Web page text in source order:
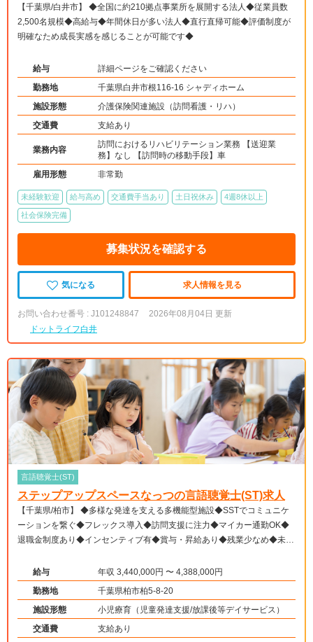
【千葉県/白井市】 ◆全国に約210拠点事業所を展開する法人◆従業員数
2,500名規模◆高給与◆年間休日が多い法人◆直行直帰可能◆評価制度が
明確なため成長実感を感じることが可能です◆
給与
詳細ページをご確認ください
勤務地
千葉県白井市根116-16 シャディホーム
施設形態
介護保険関連施設（訪問看護・リハ）
交通費
支給あり
業務内容
訪問におけるリハビリテーション業務 【送迎業
務】なし 【訪問時の移動手段】車
雇用形態
非常勤
未経験歓迎 給与高め 交通費手当あり 土日祝休み 4週8休以上
社会保険完備
募集状況を確認する
気になる 求人情報を見る
お問い合わせ番号 : J101248847
2026年08月04日 更新
ドットライフ白井
言語聴覚士(ST)
ステップアップスペースなっつの言語聴覚士(ST)求人
【千葉県/柏市】 ◆多様な発達を支える多機能型施設◆SSTでコミュニケ
ーションを繋ぐ◆フレックス導入◆訪問支援に注力◆マイカー通勤OK◆
退職金制度あり◆インセンティブ有◆賞与・昇給あり◆残業少なめ◆未経
給与
年収 3,440,000円 〜 4,388,000円
勤務地
千葉県柏市柏5-8-20
施設形態
小児療育（児童発達支援/放課後等デイサービス）
交通費
支給あり